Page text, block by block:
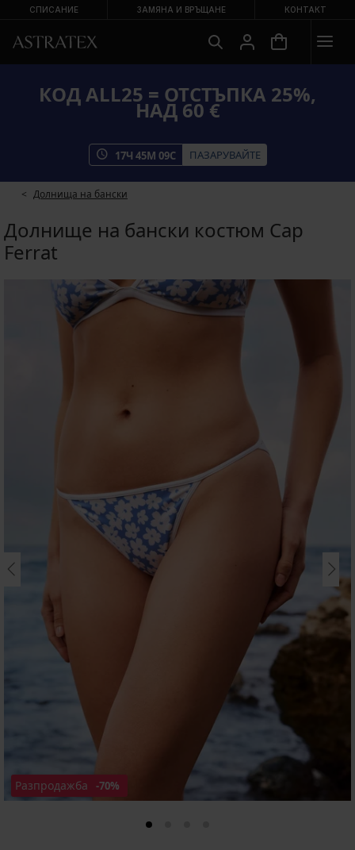
СПИСАНИЕ ЗАМЯНА И ВРЪЩАНЕ КОНТАКТ
КОД ALL25 = ОТСТЪПКА 25%,
НАД 60 €
17Ч 45М 08С ПАЗАРУВАЙТЕ
Долнища на бански
Долнище на бански костюм Cap
Ferrat
Разпродажба -70%